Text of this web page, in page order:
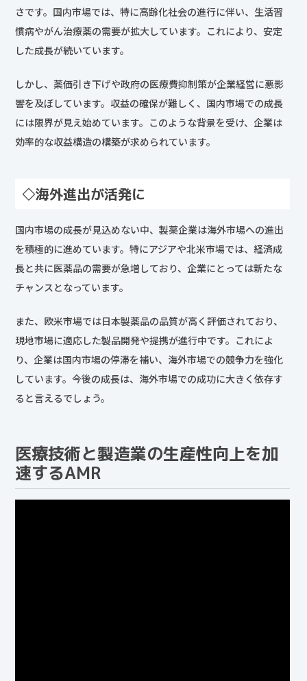
さです。国内市場では、特に高齢化社会の進行に伴い、生活習
慣病やがん治療薬の需要が拡大しています。これにより、安定
した成長が続いています。
しかし、薬価引き下げや政府の医療費抑制策が企業経営に悪影
響を及ぼしています。収益の確保が難しく、国内市場での成長
には限界が見え始めています。このような背景を受け、企業は
効率的な収益構造の構築が求められています。
◇海外進出が活発に
国内市場の成長が見込めない中、製薬企業は海外市場への進出
を積極的に進めています。特にアジアや北米市場では、経済成
長と共に医薬品の需要が急増しており、企業にとっては新たな
チャンスとなっています。
また、欧米市場では日本製薬品の品質が高く評価されており、
現地市場に適応した製品開発や提携が進行中です。これによ
り、企業は国内市場の停滞を補い、海外市場での競争力を強化
しています。今後の成長は、海外市場での成功に大きく依存す
ると言えるでしょう。
医療技術と製造業の生産性向上を加
速するAMR